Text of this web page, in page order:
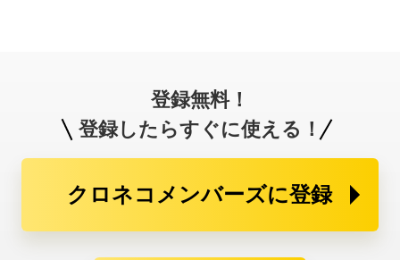
登録無料！
登録したらすぐに使える！
クロネコメンバーズに登録